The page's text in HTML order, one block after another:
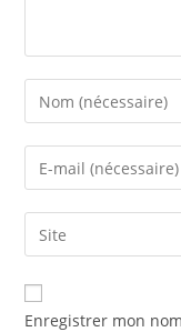
Enregistrer mon